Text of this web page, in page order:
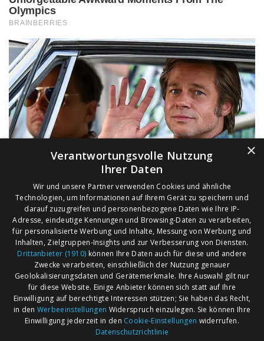
AGB
Impressum
Märkte nach Bundesländern
Märkte nach PLZ
Märkte nach Umkreis
×
Verantwortungsvolle Nutzung
Ihrer Daten
Wir und unsere Partner verwenden Cookies und ähnliche
Technologien, um Informationen auf Ihrem Gerät zu speichern und
darauf zuzugreifen und personenbezogene Daten wie Ihre IP-
Adresse, eindeutige Kennungen und Browsing-Daten zu verarbeiten,
für personalisierte Werbung und Inhalte, Messung von Werbung und
Inhalten, Zielgruppen-Insights und zur Verbesserung von Diensten.
Drittanbieter (1910) können Ihre Daten auch für diese und andere
Zwecke verarbeiten, einschließlich der Nutzung genauer
Geolokalisierungsdaten und Gerätemerkmale. Ihre Auswahl gilt nur
für diese Website. Einige Anbieter können sich statt auf Ihre
Einwilligung auf berechtigte Interessen stützen; Sie haben das Recht,
in den Werbeeinstellungen Widerspruch einzulegen. Sie können Ihre
Einwilligung jederzeit in den Cookie-Einstellungen widerrufen.
Datenschutzrichtlinie